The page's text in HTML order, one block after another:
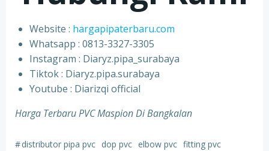
Website : hargapipaterbaru.com
Whatsapp : 0813-3327-3305
⁠Instagram : Diaryz.pipa_surabaya
⁠Tiktok : Diaryz.pipa.surabaya
⁠Youtube : Diarizqi official
Harga Terbaru PVC Maspion Di Bangkalan
#distributor pipa pvc dop pvc elbow pvc fitting pvc